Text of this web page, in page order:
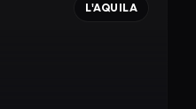
L'AQUILA